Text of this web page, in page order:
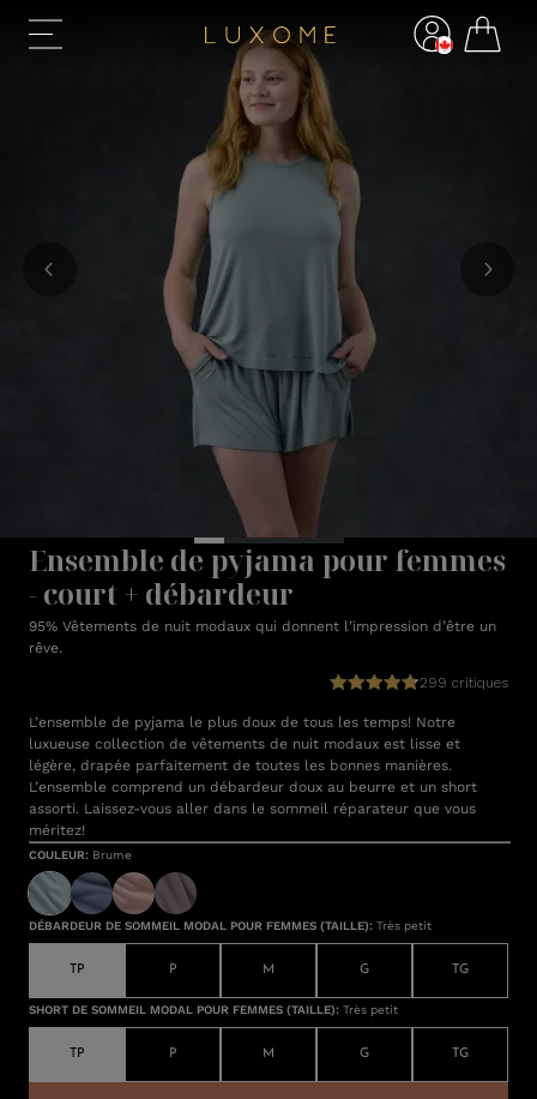
Ensemble de pyjama pour femmes
- court + débardeur
95% Vêtements de nuit modaux qui donnent l’impression d’être un
rêve.
299 critiques
L’ensemble de pyjama le plus doux de tous les temps! Notre
luxueuse collection de vêtements de nuit modaux est lisse et
légère, drapée parfaitement de toutes les bonnes manières.
L’ensemble comprend un débardeur doux au beurre et un short
assorti. Laissez-vous aller dans le sommeil réparateur que vous
méritez!
COULEUR: Brume
DÉBARDEUR DE SOMMEIL MODAL POUR FEMMES (TAILLE): Très petit
TP P M G TG
SHORT DE SOMMEIL MODAL POUR FEMMES (TAILLE): Très petit
TP P M G TG